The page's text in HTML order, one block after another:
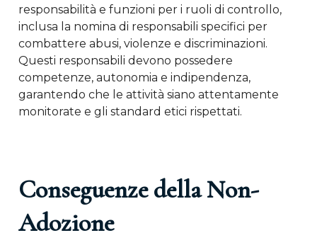
responsabilità e funzioni per i ruoli di controllo,
inclusa la nomina di responsabili specifici per
combattere abusi, violenze e discriminazioni.
Questi responsabili devono possedere
competenze, autonomia e indipendenza,
garantendo che le attività siano attentamente
monitorate e gli standard etici rispettati.
Conseguenze della Non-
Adozione